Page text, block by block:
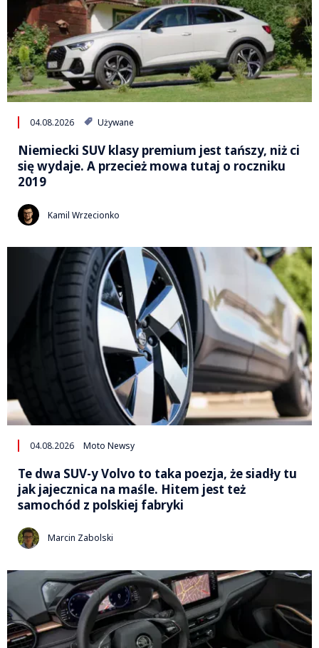
04.08.2026 Używane
Niemiecki SUV klasy premium jest tańszy, niż ci
się wydaje. A przecież mowa tutaj o roczniku
2019
Kamil Wrzecionko
04.08.2026 Moto Newsy
Te dwa SUV-y Volvo to taka poezja, że siadły tu
jak jajecznica na maśle. Hitem jest też
samochód z polskiej fabryki
Marcin Zabolski